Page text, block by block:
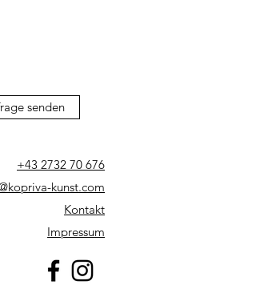
senden
+43 2732 70 676
kunst.com
Kontakt
Impressum